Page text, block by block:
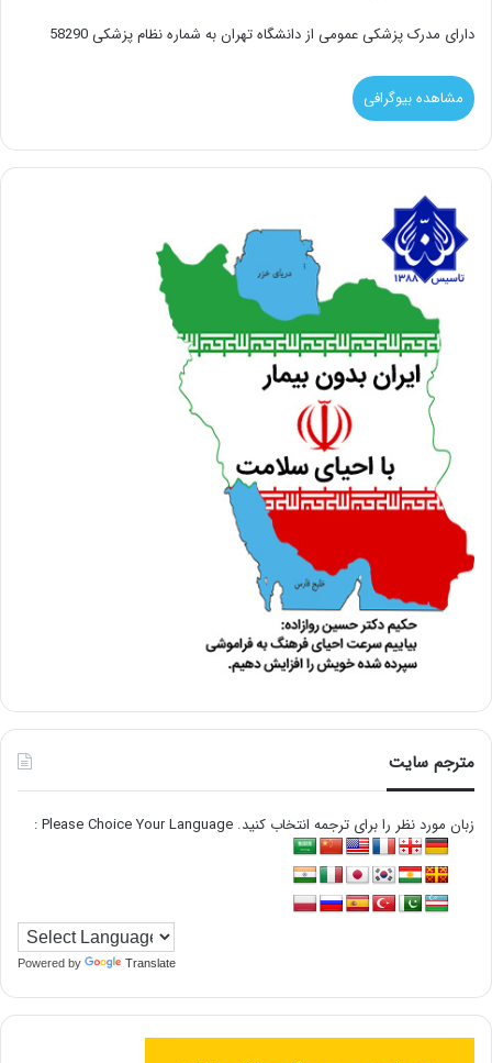
دارای مدرک پزشکی عمومی از دانشگاه تهران به شماره نظام پزشکی 58290
مشاهده بیوگرافی
مترجم سایت
زبان مورد نظر را برای ترجمه انتخاب کنید. Please Choice Your Language :
Powered by Translate